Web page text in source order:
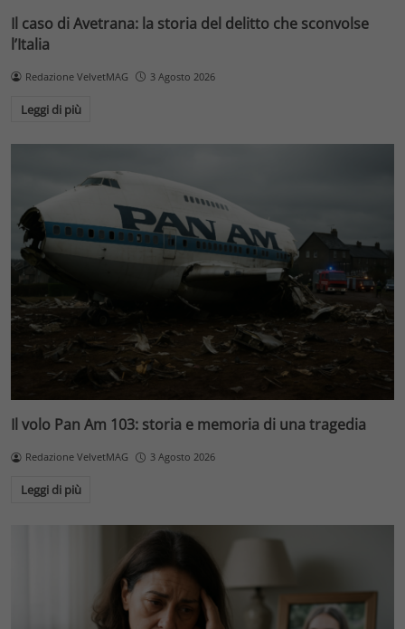
Il caso di Avetrana: la storia del delitto che sconvolse
l’Italia
Redazione VelvetMAG 3 Agosto 2026
Leggi di più
Il volo Pan Am 103: storia e memoria di una tragedia
Redazione VelvetMAG 3 Agosto 2026
Leggi di più